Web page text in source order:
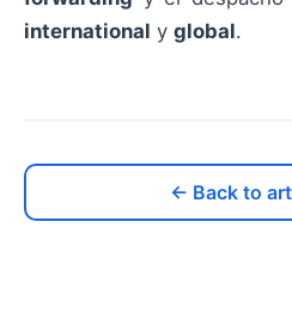
international y global.
← Back to